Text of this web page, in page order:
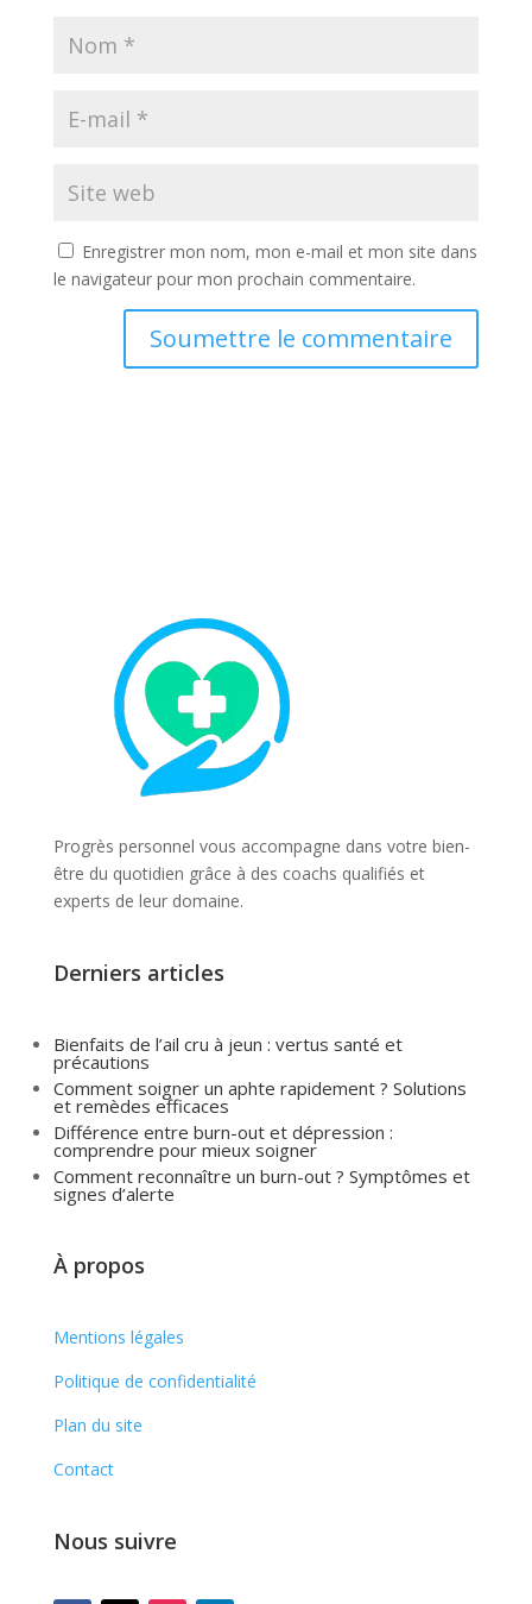
Enregistrer mon nom, mon e-mail et mon site dans
le navigateur pour mon prochain commentaire.
Soumettre le commentaire
Progrès personnel vous accompagne dans votre bien-
être du quotidien grâce à des coachs qualifiés et
experts de leur domaine.
Derniers articles
Bienfaits de l’ail cru à jeun : vertus santé et
précautions
Comment soigner un aphte rapidement ? Solutions
et remèdes efficaces
Différence entre burn-out et dépression :
comprendre pour mieux soigner
Comment reconnaître un burn-out ? Symptômes et
signes d’alerte
À propos
Mentions légales
Politique de confidentialité
Plan du site
Contact
Nous suivre